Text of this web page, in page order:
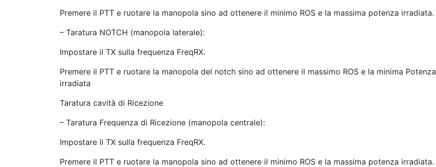
Premere il PTT e ruotare la manopola sino ad ottenere il minimo ROS e la massima potenza irradiata.
– Taratura NOTCH (manopola laterale):
Impostare il TX sulla frequenza FreqRX.
Premere il PTT e ruotare la manopola del notch sino ad ottenere il massimo ROS e la minima Potenza
irradiata
Taratura cavità di Ricezione
– Taratura Frequenza di Ricezione (manopola centrale):
Impostare il TX sulla frequenza FreqRX.
Premere il PTT e ruotare la manopola sino ad ottenere il minimo ROS e la massima potenza irradiata.